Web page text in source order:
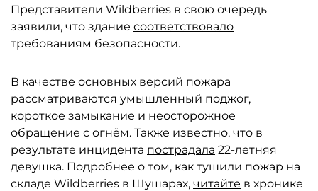
Представители Wildberries в свою очередь
заявили, что здание соответствовало
требованиям безопасности.
В качестве основных версий пожара
рассматриваются умышленный поджог,
короткое замыкание и неосторожное
обращение с огнём. Также известно, что в
результате инцидента пострадала 22-летняя
девушка. Подробнее о том, как тушили пожар на
складе Wildberries в Шушарах, читайте в хронике